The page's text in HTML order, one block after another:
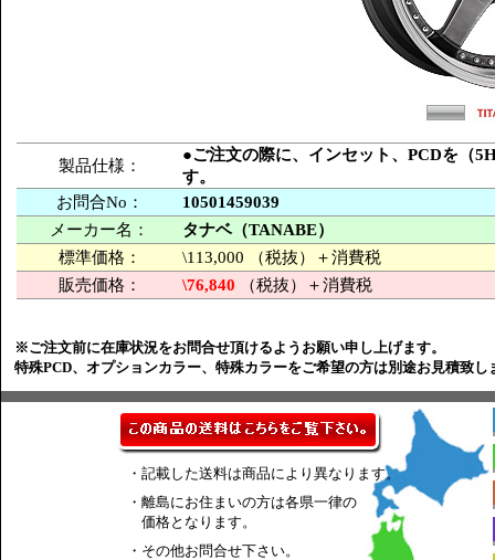
製品仕様：
●ご注文の際に、インセット、PCDを（
す。
お問合No：
10501459039
メーカー名：
タナベ（TANABE）
標準価格：
\113,000 （税抜）＋消費税
販売価格：
\76,840 （税抜）＋消費税
※ご注文前に在庫状況をお問合せ頂けるようお願い申し上げます。
特殊PCD、オプションカラー、特殊カラーをご希望の方は別途お見積致し
・記載した送料は商品により異なります。
・離島にお住まいの方は各県一律の
価格となります。
・その他お問合せ下さい。